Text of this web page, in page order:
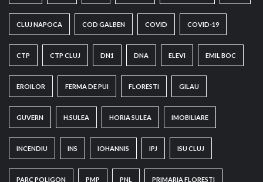
CLUJ NAPOCA COD GALBEN COVID COVID-19
CTP CTP CLUJ DN1 DNA ELEVI EMIL BOC
EROILOR FERMA DE PUI FLORESTI GILAU
GUVERN H.SULEA HORIA SULEA IMOBILIARE
INCENDIU INS IOHANNIS IPJ ISU CLUJ
PARC POLIGON PMP PNL PRIMARIA FLORESTI